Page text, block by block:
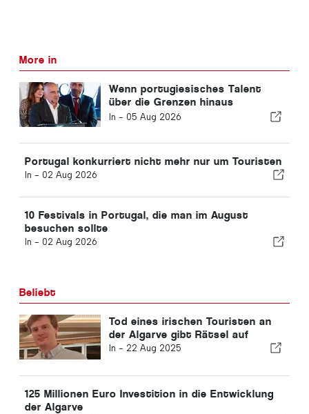
More in
Wenn portugiesisches Talent
über die Grenzen hinaus
Anerkennung findet
In - 05 Aug 2026
Portugal konkurriert nicht mehr nur um Touristen
In - 02 Aug 2026
10 Festivals in Portugal, die man im August
besuchen sollte
In - 02 Aug 2026
Beliebt
Tod eines irischen Touristen an
der Algarve gibt Rätsel auf
In - 22 Aug 2025
125 Millionen Euro Investition in die Entwicklung
der Algarve